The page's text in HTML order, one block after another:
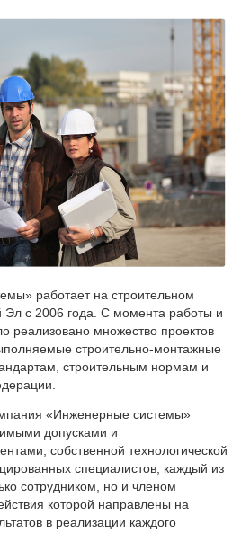
работает на строительном
Эл с 2006 года. С момента работы и
реализовано множество проектов
строительно-монтажные
строительным нормам и
«Инженерные системы»
допусками и
собственной технологической
специалистов, каждый из
сотрудником, но и членом
которой направлены на
в реализации каждого